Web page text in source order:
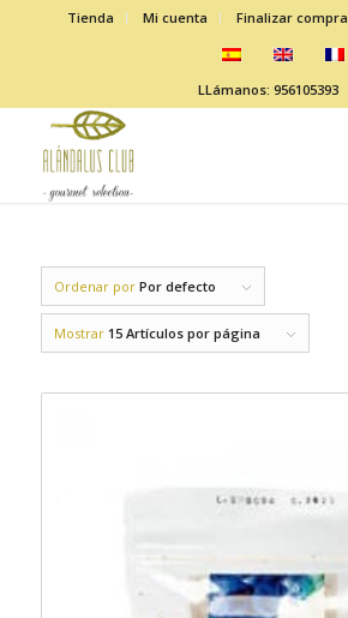
Tienda Mi cuenta Finalizar compra
LLámanos: 956105393
Ordenar por Por defecto
Mostrar 15 Artículos por página